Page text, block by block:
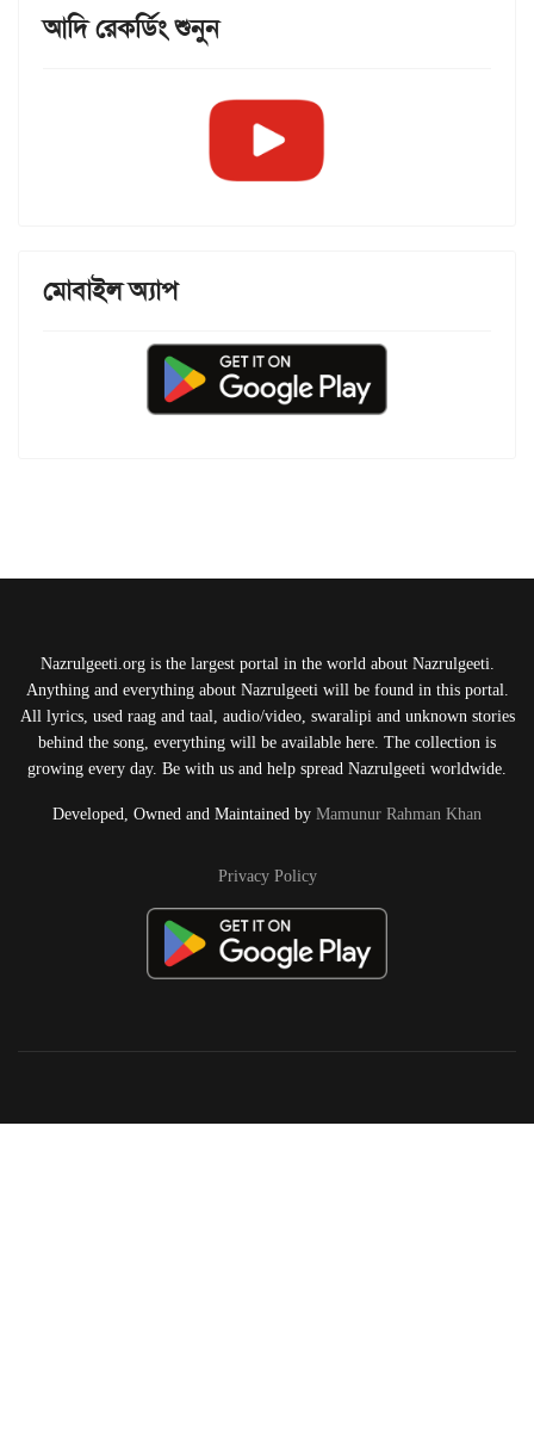
আদি রেকর্ডিং শুনুন
মোবাইল অ্যাপ
Nazrulgeeti.org is the largest portal in the world about Nazrulgeeti.
Anything and everything about Nazrulgeeti will be found in this portal.
All lyrics, used raag and taal, audio/video, swaralipi and unknown stories
behind the song, everything will be available here. The collection is
growing every day. Be with us and help spread Nazrulgeeti worldwide.
Developed, Owned and Maintained by Mamunur Rahman Khan
Privacy Policy